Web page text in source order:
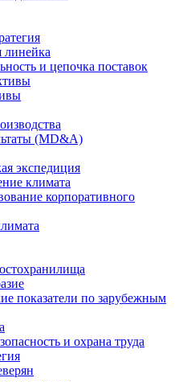
линейка
и цепочка поставок
(MD&A)
экспедиция
климата
корпоративного
показатели по зарубежным
и охрана труда